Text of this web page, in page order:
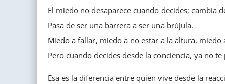
El miedo no desaparece cuando decides; cambia
Pasa de ser una barrera a ser una brújula.
Miedo a fallar, miedo a no estar a la altura,
Pero cuando decides desde la conciencia, ya no
Esa es la diferencia entre quien vive desde la